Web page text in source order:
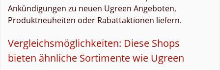
Ankündigungen zu neuen Ugreen Angeboten,
Produktneuheiten oder Rabattaktionen liefern.
Vergleichsmöglichkeiten: Diese Shops
bieten ähnliche Sortimente wie Ugreen